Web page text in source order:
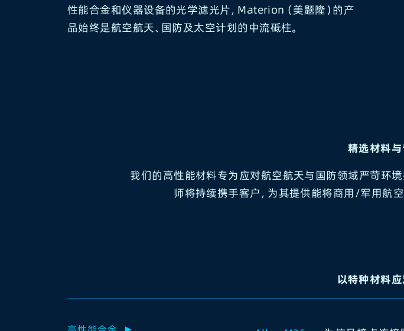
性能合金和仪器设备的光学滤光片，Materion（美题隆）的产
品始终是航空航天、国防及太空计划的中流砥柱。
精选材料
我们的高性能材料专为应对航空航天与国防领域严苛环
师将持续携手客户，为其提供能将商用/军用航
以特种材料